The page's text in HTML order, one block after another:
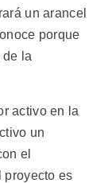
un arancel
porque
la
activo en la
un
el
proyecto es